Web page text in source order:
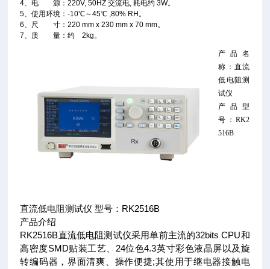
4、电 源：220V, 50HZ 交流电, 耗电约 3W。
5、使用环境：-10℃～45℃ ,80% RH。
6、尺 寸：220 mm x 230 mm x 70 mm。
7、质 量：约 2kg。
产品名
称：直流
低电阻测
试仪
产品型
号：RK2
516B
直流低电阻测试仪 型号：RK2516B
产品介绍
RK2516B直流低电阻测试仪采用单前主流的32bits CPU和
高密度SMD贴装工艺、24位色4.3英寸彩色液晶屏以及旋
转编码器，界面清爽、操作便捷;其使用于继电器接触电